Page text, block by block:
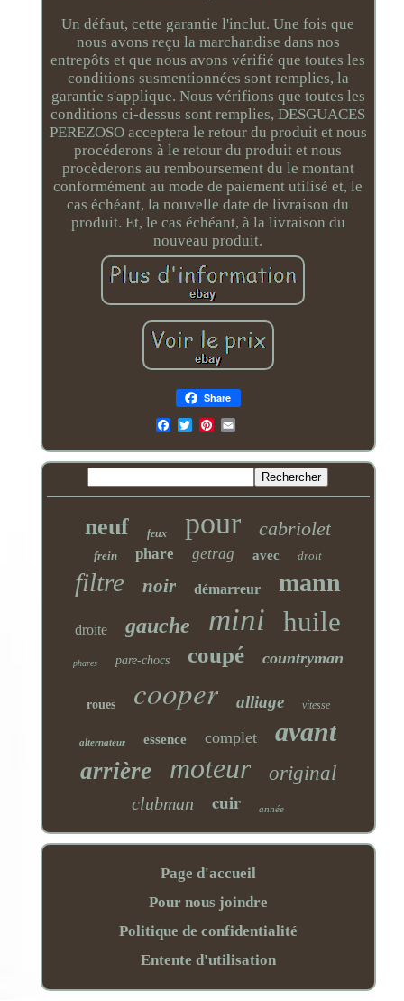
Un défaut, cette garantie l'inclut. Une fois que
nous avons reçu la marchandise dans nos
entrepôts et que nous avons vérifié que toutes les
conditions susmentionnées sont remplies, la
garantie s'applique. Nous vérifions que toutes les
conditions ci-dessus sont remplies, DESGUACES
PEREZOSO acceptera le retour du produit et nous
procéderons à le retour du produit et nous
procèderons au remboursement du le montant
conformément au mode de paiement utilisé et, le
cas échéant, la nouvelle date de livraison du
produit. Et, le cas échéant, à la livraison du
nouveau produit.
Share
Email
neuf feux pour cabriolet
frein phare getrag avec droit
filtre noir démarreur mann
droite gauche mini huile
phares pare-chocs coupé countryman
roues cooper alliage vitesse
alternateur essence complet avant
arrière moteur original
clubman cuir année
Page d'accueil
Pour nous joindre
Politique de confidentialité
Entente d'utilisation